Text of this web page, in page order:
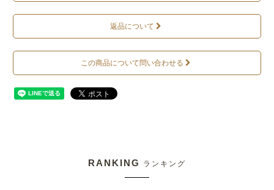
返品について
この商品について問い合わせる
RANKING ランキング